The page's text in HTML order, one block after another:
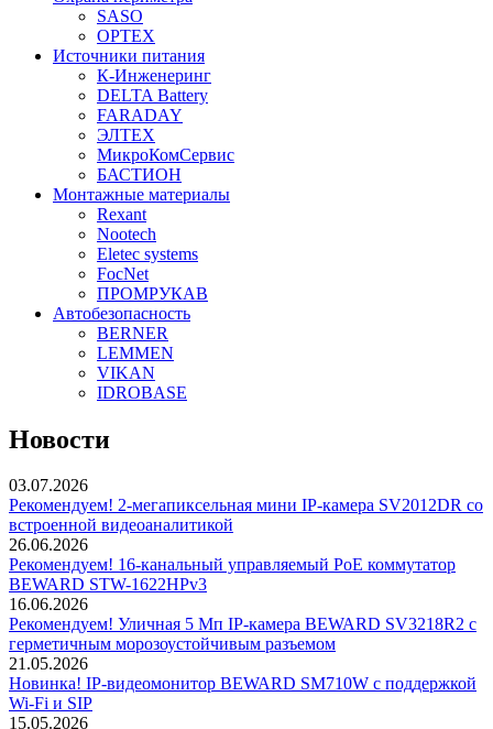
SASO
OPTEX
Источники питания
К-Инженеринг
DELTA Battery
FARADAY
ЭЛТЕХ
МикроКомСервис
БАСТИОН
Монтажные материалы
Rexant
Nootech
Eletec systems
FocNet
ПРОМРУКАВ
Автобезопасность
BERNER
LEMMEN
VIKAN
IDROBASE
Новости
03.07.2026
Рекомендуем! 2-мегапиксельная мини IP-камера SV2012DR со
встроенной видеоаналитикой
26.06.2026
Рекомендуем! 16-канальный управляемый PoE коммутатор
BEWARD STW-1622HPv3
16.06.2026
Рекомендуем! Уличная 5 Мп IP-камера BEWARD SV3218R2 с
герметичным морозоустойчивым разъемом
21.05.2026
Новинка! IP-видеомонитор BEWARD SM710W с поддержкой
Wi-Fi и SIP
15.05.2026